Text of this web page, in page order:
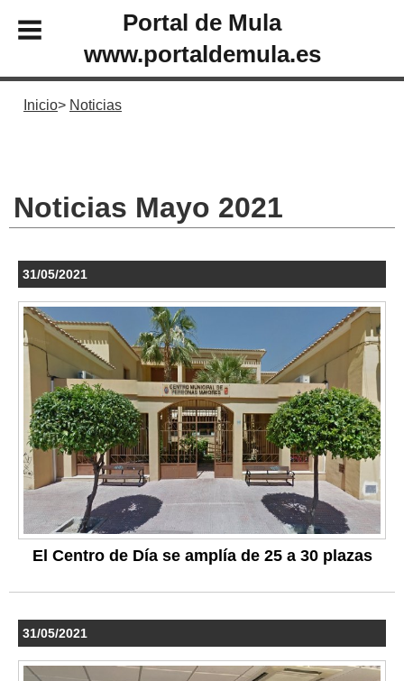
Portal de Mula
www.portaldemula.es
Inicio Noticias
Noticias Mayo 2021
31/05/2021
El Centro de Día se amplía de 25 a 30 plazas
31/05/2021